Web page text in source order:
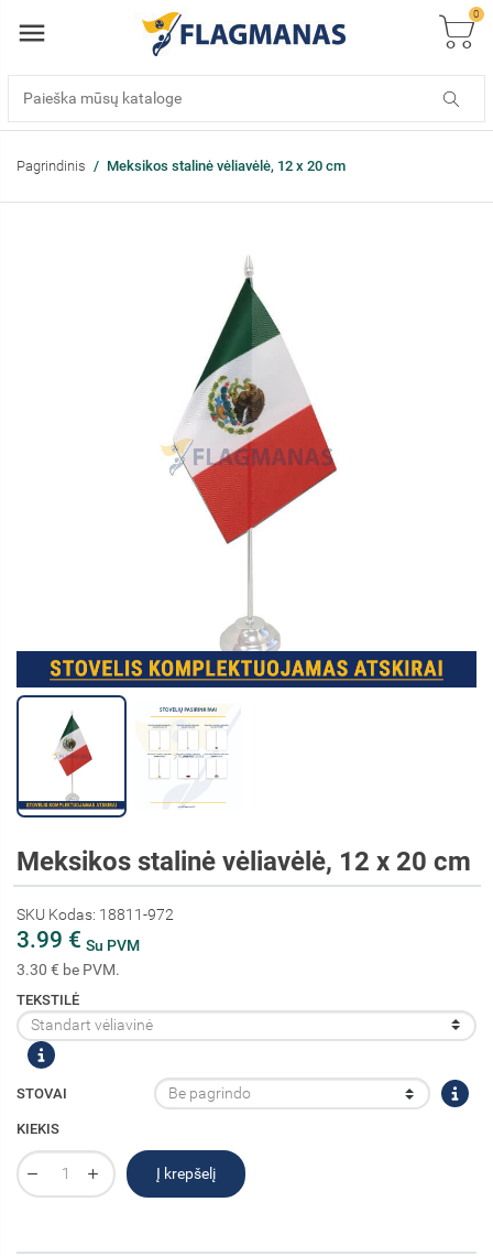
0
Pagrindinis Meksikos stalinė vėliavėlė, 12 x 20 cm
Meksikos stalinė vėliavėlė, 12 x 20 cm
SKU Kodas: 18811-972
3.99 € Su PVM
3.30 € be PVM.
TEKSTILĖ
STOVAI
KIEKIS
Į krepšelį